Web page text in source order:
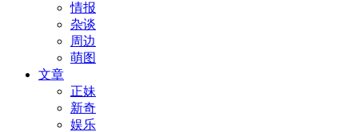
情报
杂谈
周边
萌图
文章
正妹
新奇
娱乐